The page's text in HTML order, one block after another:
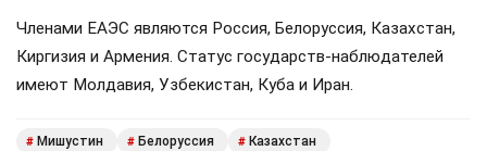
Членами ЕАЭС являются Россия, Белоруссия, Казахстан,
Киргизия и Армения. Статус государств-наблюдателей
имеют Молдавия, Узбекистан, Куба и Иран.
# Мишустин # Белоруссия # Казахстан